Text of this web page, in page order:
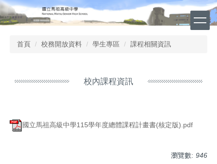
跳
到
主
首頁 校務開放資料 學生專區 課程相關資訊
校內課程資訊
國立馬祖高級中學115學年度總體課程計畫書(核定版).pdf
瀏覽數: 946